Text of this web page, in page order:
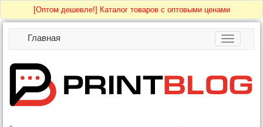
[Оптом дешевле!] Каталог товаров с оптовыми ценами
Toggle
Главная